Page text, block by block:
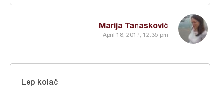
Marija Tanasković
April 18, 2017, 12:35 pm
Lep kolač